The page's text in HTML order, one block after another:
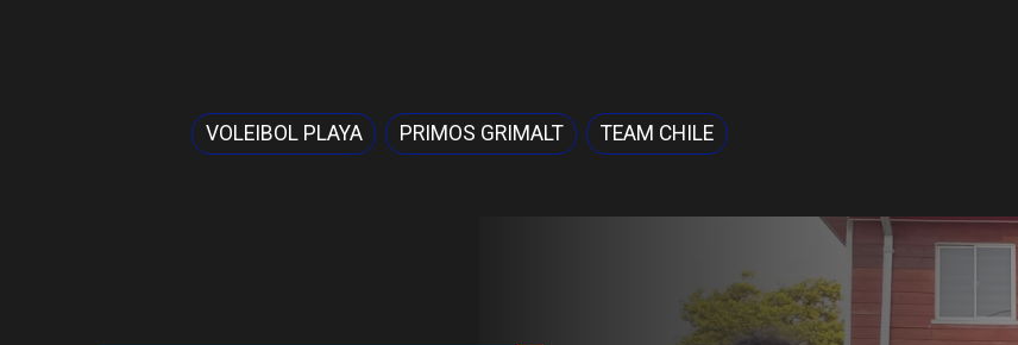
VOLEIBOL PLAYA PRIMOS GRIMALT TEAM CHILE